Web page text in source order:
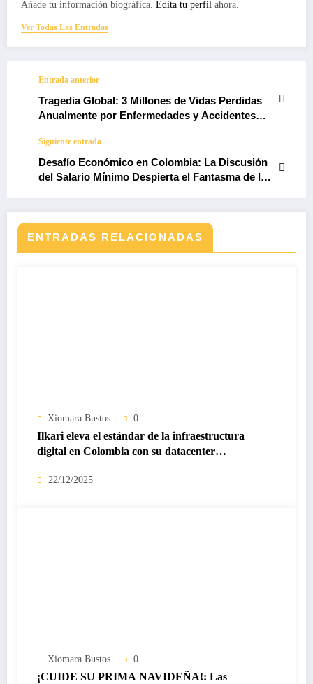
Añade tu información biográfica. Edita tu perfil ahora.
Ver Todas Las Entradas
Entrada anterior
Tragedia Global: 3 Millones de Vidas Perdidas
Anualmente por Enfermedades y Accidentes
Siguiente entrada
Desafío Económico en Colombia: La Discusión
del Salario Mínimo Despierta el Fantasma de la
ENTRADAS RELACIONADAS
Xiomara Bustos 0
Ilkari eleva el estándar de la infraestructura
digital en Colombia con su datacenter
certificado Nivel IV de ICREA
22/12/2025
Xiomara Bustos 0
¡CUIDE SU PRIMA NAVIDEÑA!: Las